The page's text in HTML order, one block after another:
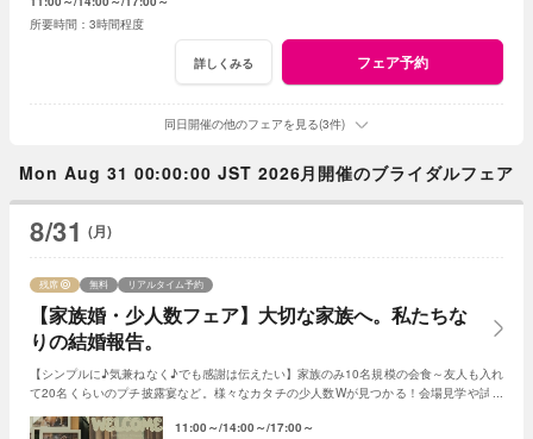
3時間程度
詳しくみる フェア予約
同日開催の他のフェアを見る(3件)
Mon Aug 31 00:00:00 JST 2026月開催のブライダルフェア
8/31 (月)
【家族婚・少人数フェア】大切な家族へ。私たちな
りの結婚報告。
残席 無料 リアルタイム予約
【シンプルに♪気兼ねなく♪でも感謝は伝えたい】家族のみ10名規模の会食～友人も入れ
て20名くらいのプチ披露宴など。様々なカタチの少人数Wが見つかる！会場見学や試食
11:00～ 14:00～ 17:00～